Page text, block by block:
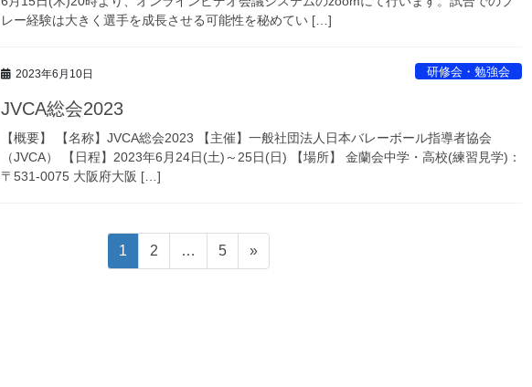
レー経験は大きく選手を成長させる可能性を秘めてい […]
2023年6月10日 研修会・勉強会
JVCA総会2023
【概要】 【名称】JVCA総会2023 【主催】一般社団法人日本バレーボール指導者協会
（JVCA） 【日程】2023年6月24日(土)～25日(日) 【場所】 金蘭会中学・高校(練習見学)：
〒531-0075 大阪府大阪 […]
固
定
1
固
定
2 …
固
定
5 »